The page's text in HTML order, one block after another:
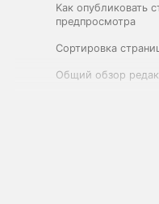
Kак опубликовать
предпросмотра
Cортировка
Общий обзор